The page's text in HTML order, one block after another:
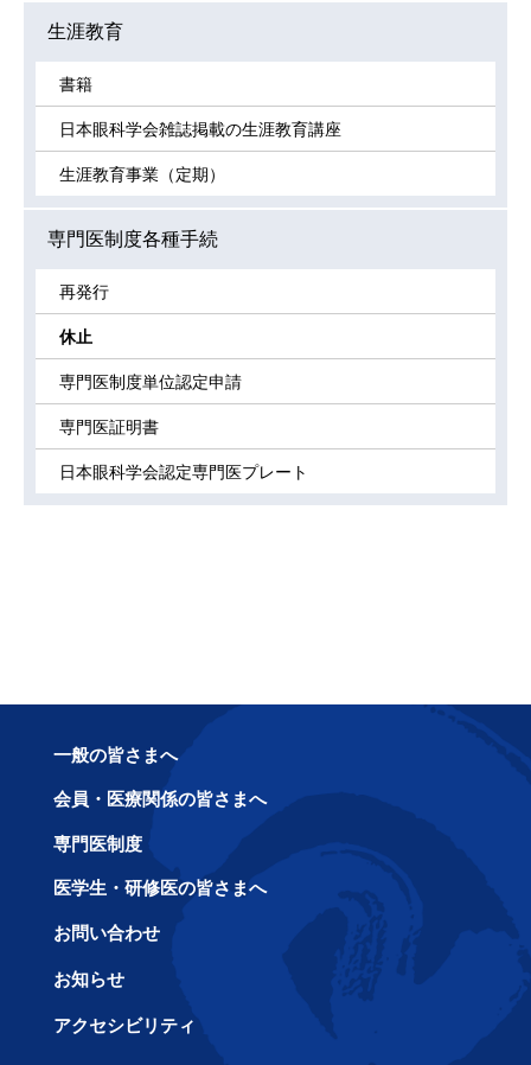
生涯教育
書籍
日本眼科学会雑誌掲載の生涯教育講座
生涯教育事業（定期）
専門医制度各種手続
再発行
休止
専門医制度単位認定申請
専門医証明書
日本眼科学会認定専門医プレート
一般の皆さまへ
会員・医療関係の皆さまへ
専門医制度
医学生・研修医の皆さまへ
お問い合わせ
お知らせ
アクセシビリティ